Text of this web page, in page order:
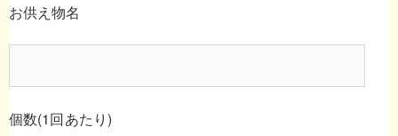
お供え物名
個数(1回あたり)